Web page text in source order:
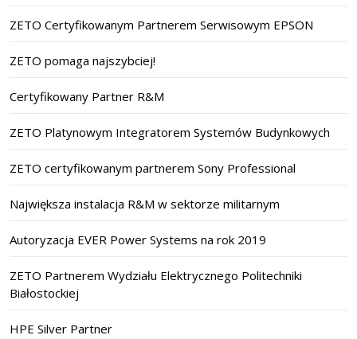
ZETO Certyfikowanym Partnerem Serwisowym EPSON
ZETO pomaga najszybciej!
Certyfikowany Partner R&M
ZETO Platynowym Integratorem Systemów Budynkowych
ZETO certyfikowanym partnerem Sony Professional
Największa instalacja R&M w sektorze militarnym
Autoryzacja EVER Power Systems na rok 2019
ZETO Partnerem Wydziału Elektrycznego Politechniki
Białostockiej
HPE Silver Partner